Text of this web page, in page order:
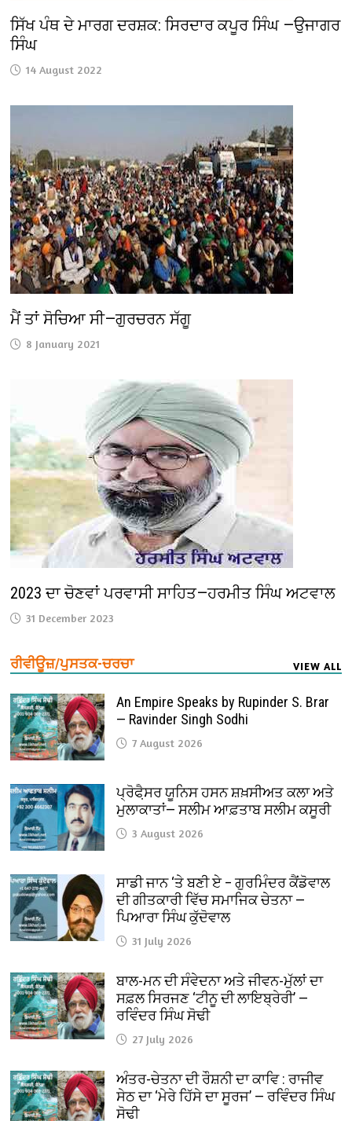
ਸਿੱਖ ਪੰਥ ਦੇ ਮਾਰਗ ਦਰਸ਼ਕ: ਸਿਰਦਾਰ ਕਪੂਰ ਸਿੰਘ —ਉਜਾਗਰ
ਸਿੰਘ
14 August 2022
ਮੈਂ ਤਾਂ ਸੋਚਿਆ ਸੀ—ਗੁਰਚਰਨ ਸੱਗੂ
8 January 2021
2023 ਦਾ ਚੋਣਵਾਂ ਪਰਵਾਸੀ ਸਾਹਿਤ—ਹਰਮੀਤ ਸਿੰਘ ਅਟਵਾਲ
31 December 2023
ਰੀਵੀਊਜ਼/ਪੁਸਤਕ-ਚਰਚਾ VIEW ALL
An Empire Speaks by Rupinder S. Brar
— Ravinder Singh Sodhi
7 August 2026
ਪ੍ਰੋਫੈ਼ਸਰ ਯੂਨਿਸ ਹਸਨ ਸ਼ਖ਼ਸੀਅਤ ਕਲਾ ਅਤੇ
ਮੁਲਾਕਾਤਾਂ— ਸਲੀਮ ਆਫ਼ਤਾਬ ਸਲੀਮ ਕਸੂਰੀ
3 August 2026
ਸਾਡੀ ਜਾਨ ‘ਤੇ ਬਣੀ ਏ – ਗੁਰਮਿੰਦਰ ਕੈਂਡੋਵਾਲ
ਦੀ ਗੀਤਕਾਰੀ ਵਿੱਚ ਸਮਾਜਿਕ ਚੇਤਨਾ —
ਪਿਆਰਾ ਸਿੰਘ ਕੁੱਦੋਵਾਲ
31 July 2026
ਬਾਲ-ਮਨ ਦੀ ਸੰਵੇਦਨਾ ਅਤੇ ਜੀਵਨ-ਮੁੱਲਾਂ ਦਾ
ਸਫ਼ਲ ਸਿਰਜਣ ‘ਟੀਨੂ ਦੀ ਲਾਇਬ੍ਰੇਰੀ’ —
ਰਵਿੰਦਰ ਸਿੰਘ ਸੋਢੀ
27 July 2026
ਅੰਤਰ-ਚੇਤਨਾ ਦੀ ਰੌਸ਼ਨੀ ਦਾ ਕਾਵਿ : ਰਾਜੀਵ
ਸੇਠ ਦਾ ‘ਮੇਰੇ ਹਿੱਸੇ ਦਾ ਸੂਰਜ’ — ਰਵਿੰਦਰ ਸਿੰਘ
ਸੋਢੀ